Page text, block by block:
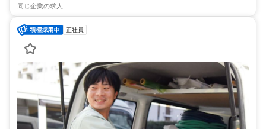
同じ企業の求人
正社員